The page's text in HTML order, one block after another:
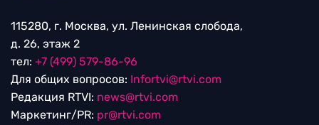
115280, г. Москва, ул. Ленинская слобода,
д. 26, этаж 2
тел: +7 (499) 579-86-96
Для общих вопросов: Infortvi@rtvi.com
Редакция RTVI: news@rtvi.com
Маркетинг/PR: pr@rtvi.com